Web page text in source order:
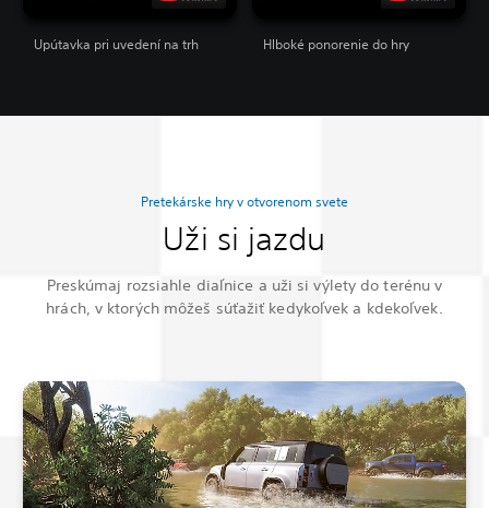
Upútavka pri uvedení na trh Hlboké ponorenie do hry
Pretekárske hry v otvorenom svete
Uži si jazdu
Preskúmaj rozsiahle diaľnice a uži si výlety do terénu v
hrách, v ktorých môžeš súťažiť kedykoľvek a kdekoľvek.